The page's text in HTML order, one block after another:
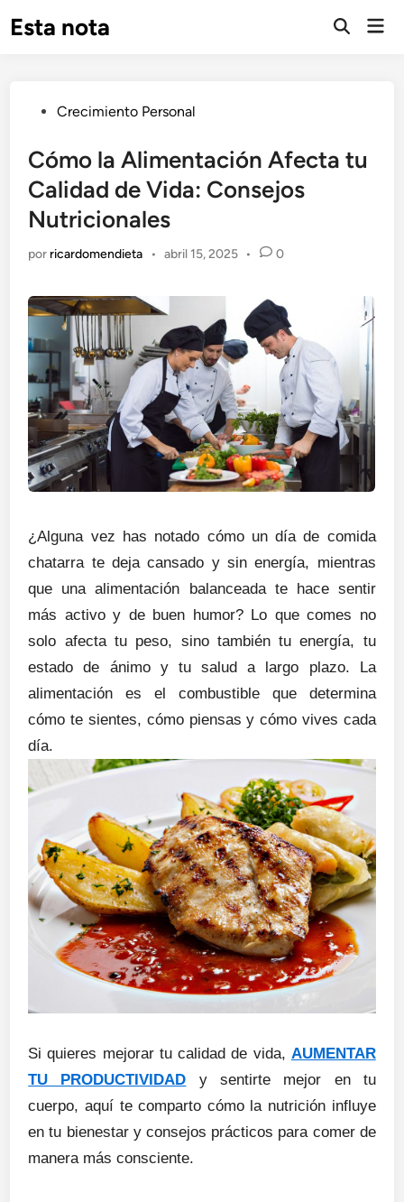
Esta nota
Abrir
Publicado
Crecimiento Personal
Cómo la Alimentación Afecta tu
Calidad de Vida: Consejos
Nutricionales
por ricardomendieta • abril 15, 2025 • 0
¿Alguna vez has notado cómo un día de comida
chatarra te deja cansado y sin energía, mientras
que una alimentación balanceada te hace sentir
más activo y de buen humor? Lo que comes no
solo afecta tu peso, sino también tu energía, tu
estado de ánimo y tu salud a largo plazo. La
alimentación es el combustible que determina
cómo te sientes, cómo piensas y cómo vives cada
día.
Si quieres mejorar tu calidad de vida, AUMENTAR
TU PRODUCTIVIDAD y sentirte mejor en tu
cuerpo, aquí te comparto cómo la nutrición influye
en tu bienestar y consejos prácticos para comer de
manera más consciente.